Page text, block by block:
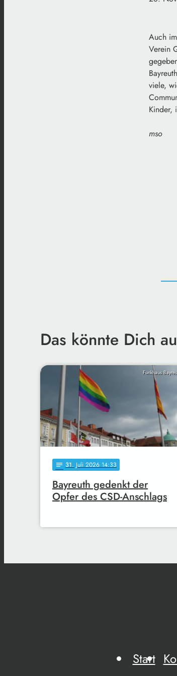
Auch
Verein
viele,
Kinder,
mso
Das könnte Dich
Funkhaus
notes 31. Juli 2026 14:33
Bayreuth gedenkt der
Opfer des CSD-Anschlags
Start